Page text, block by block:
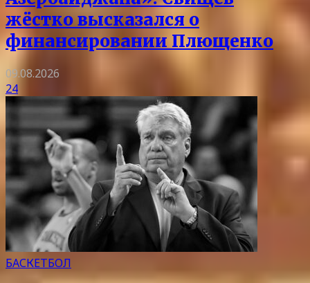
жёстко высказался о
финансировании Плющенко
09.08.2026
24
БАСКЕТБОЛ